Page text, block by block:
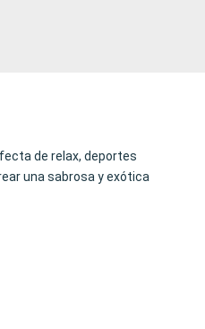
de relax, deportes
una sabrosa y exótica